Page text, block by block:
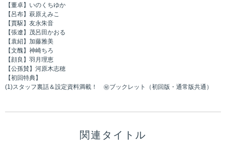
【董卓】いのくちゆか
【呂布】萩原えみこ
【賈駆】友永朱音
【張遼】茂呂田かおる
【袁紹】加藤雅美
【文醜】神崎ちろ
【顔良】羽月理恵
【公孫賛】河原木志穂
【初回特典】
(1)スタッフ裏話＆設定資料満載！ ㊙ブックレット（初回版・通常版共通）
関連タイトル